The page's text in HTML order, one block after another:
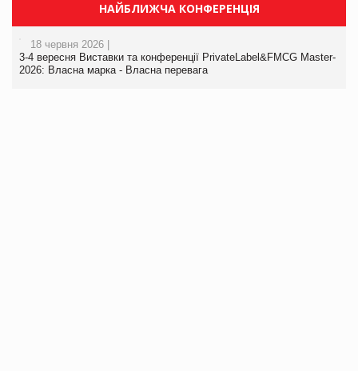
НАЙБЛИЖЧА КОНФЕРЕНЦІЯ
18 червня 2026 |
3-4 вересня Виставки та конференції PrivateLabel&FMCG Master-
2026: Власна марка - Власна перевага